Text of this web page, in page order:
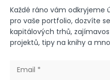
Každé ráno vám odkryjeme
pro vaše portfolio, dozvíte
kapitálových trhů,
projektů, tipy na knihy a